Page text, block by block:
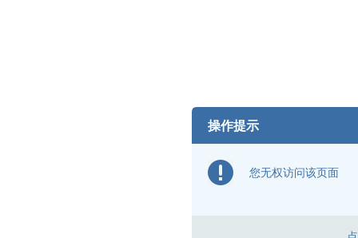
操作提示
您无权访问该页面